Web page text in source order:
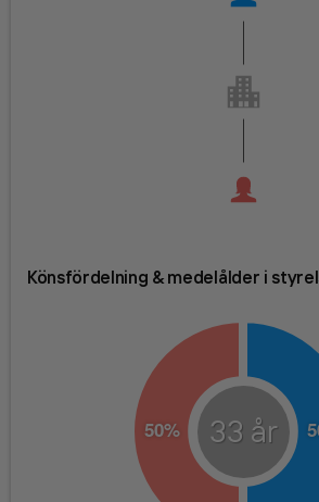
Könsfördelning & medelålder i
33 år